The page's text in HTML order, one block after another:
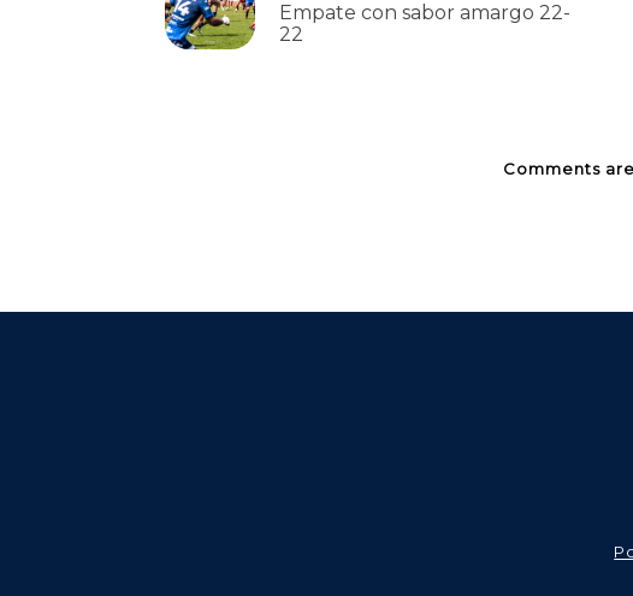
Empate con sabor amargo 22-
22
Comments